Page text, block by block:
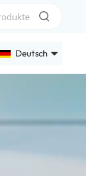
Deutsch